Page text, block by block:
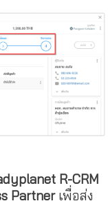
R-CRM
Partnerเพื่อส่ง